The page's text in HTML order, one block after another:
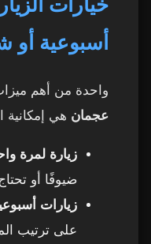
خيارات
أسبوعية أو
واحدة من أهم
عجمان هي إمكانية
زيارة لمرة
ضيوفًا أو
زيارات
على ترتيب